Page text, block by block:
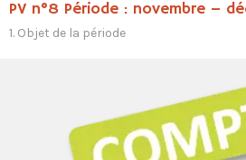
PV n°8 Période : novembre –
1. Objet de la période